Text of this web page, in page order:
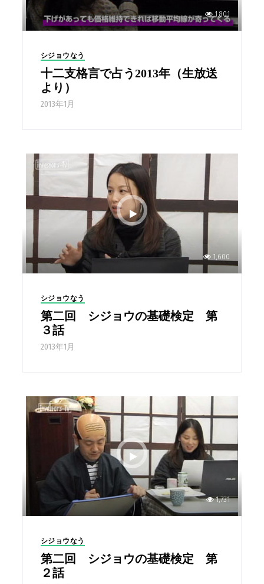
1,801
シジョウなう
十二支格言で占う2013年（生放送
より）
2013年1月
1,600
シジョウなう
第二回 シジョウの基礎検定 第
３話
2013年1月
1,731
シジョウなう
第二回 シジョウの基礎検定 第
２話